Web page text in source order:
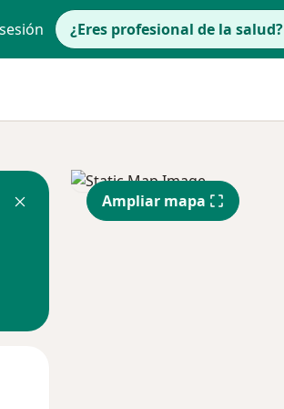
¿Eres profesional de la salud?
Ampliar mapa